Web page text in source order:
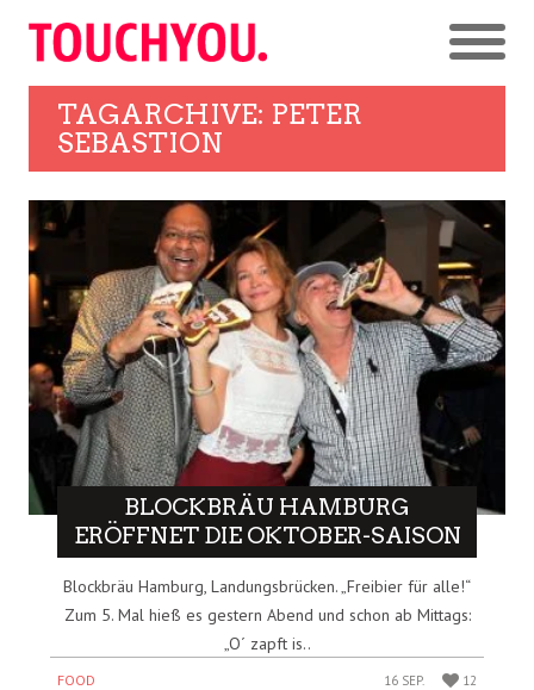
TAGARCHIVE: PETER
SEBASTION
BLOCKBRÄU HAMBURG
ERÖFFNET DIE OKTOBER-SAISON
Blockbräu Hamburg, Landungsbrücken. „Freibier für alle!“
Zum 5. Mal hieß es gestern Abend und schon ab Mittags:
„O´ zapft is..
FOOD 16 SEP. 12